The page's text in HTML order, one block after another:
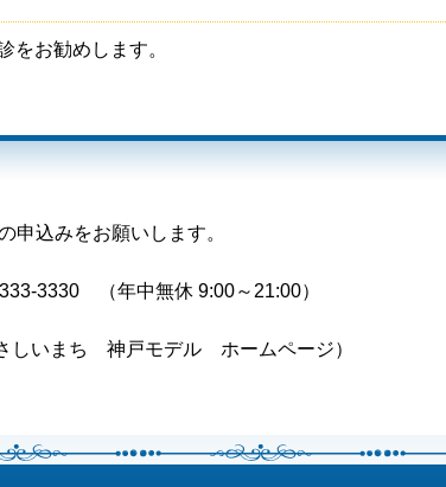
をお勧めします。
申込みをお願いします。
3330 （年中無休 9:00～21:00）
しいまち 神戸モデル ホームページ）